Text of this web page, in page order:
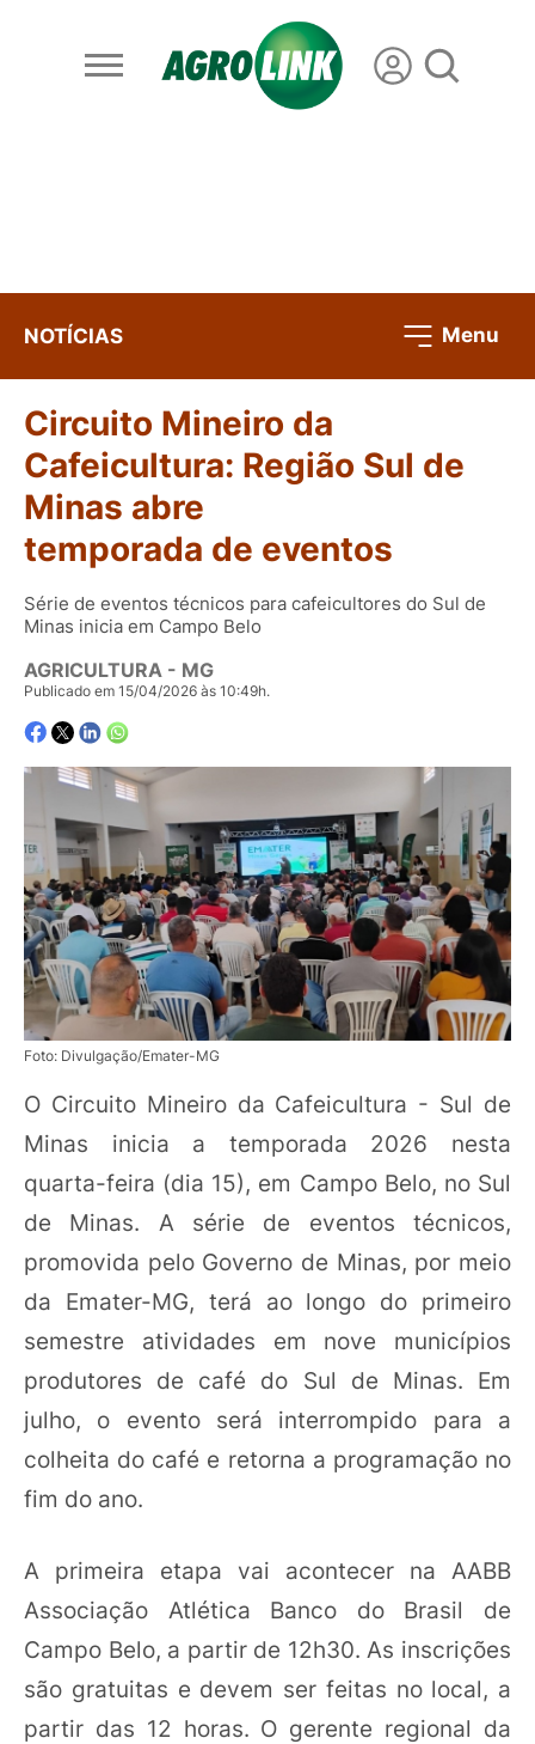
NOTÍCIAS Menu
Circuito Mineiro da
Cafeicultura: Região Sul de
Minas abre
temporada de eventos
Série de eventos técnicos para cafeicultores do Sul de
Minas inicia em Campo Belo
AGRICULTURA - MG
Publicado em 15/04/2026 às 10:49h.
Foto: Divulgação/Emater-MG
O Circuito Mineiro da Cafeicultura - Sul de
Minas inicia a temporada 2026 nesta
quarta-feira (dia 15), em Campo Belo, no Sul
de Minas. A série de eventos técnicos,
promovida pelo Governo de Minas, por meio
da Emater-MG, terá ao longo do primeiro
semestre atividades em nove municípios
produtores de café do Sul de Minas. Em
julho, o evento será interrompido para a
colheita do café e retorna a programação no
fim do ano.
A primeira etapa vai acontecer na AABB
Associação Atlética Banco do Brasil de
Campo Belo, a partir de 12h30. As inscrições
são gratuitas e devem ser feitas no local, a
partir das 12 horas. O gerente regional da